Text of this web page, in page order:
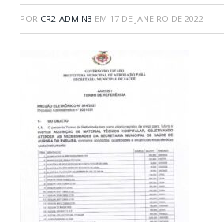
POR CR2-ADMIN3 EM 17 DE JANEIRO DE 2022